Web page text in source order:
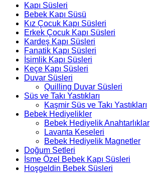
Kapı Süsleri
Bebek Kapı Süsü
Kız Çocuk Kapı Süsleri
Erkek Çocuk Kapı Süsleri
Kardeş Kapı Süsleri
Fanatik Kapı Süsleri
İsimlik Kapı Süsleri
Keçe Kapı Süsleri
Duvar Süsleri
Quilling Duvar Süsleri
Süs ve Takı Yastıkları
Kaşmir Süs ve Takı Yastıkları
Bebek Hediyelikler
Bebek Hediyelik Anahtarlıklar
Lavanta Keseleri
Bebek Hediyelik Magnetler
Doğum Setleri
İsme Özel Bebek Kapı Süsleri
Hoşgeldin Bebek Süsleri